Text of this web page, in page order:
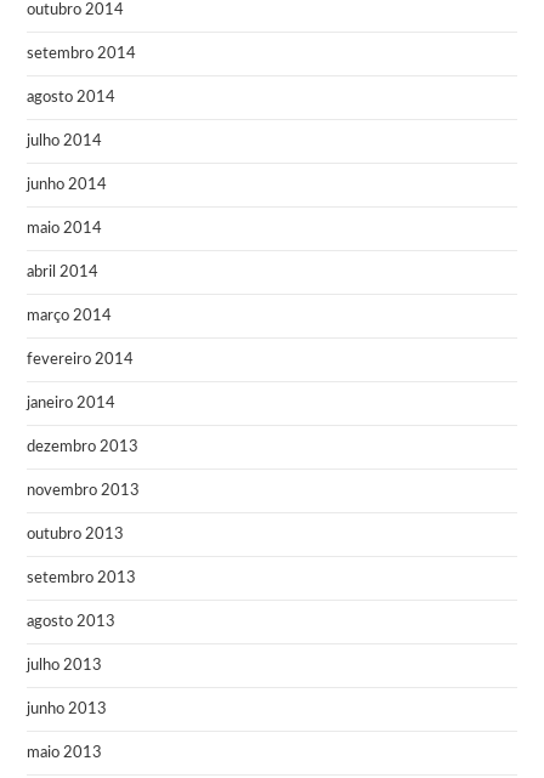
outubro 2014
setembro 2014
agosto 2014
julho 2014
junho 2014
maio 2014
abril 2014
março 2014
fevereiro 2014
janeiro 2014
dezembro 2013
novembro 2013
outubro 2013
setembro 2013
agosto 2013
julho 2013
junho 2013
maio 2013